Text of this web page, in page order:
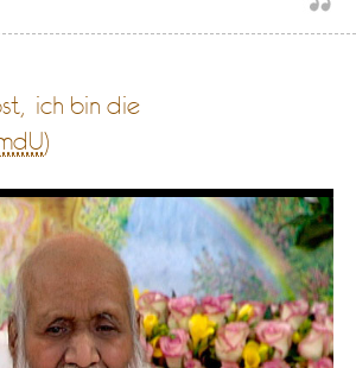
ich bin die
)